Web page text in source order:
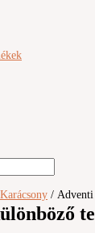
Karácsony / Adventi